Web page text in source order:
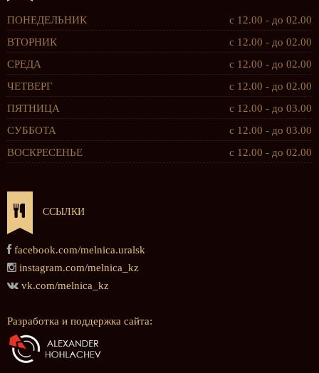
ПОНЕДЕЛЬНИК
с 12.00 - до 02.00
ВТОРНИК
с 12.00 - до 02.00
СРЕДА
с 12.00 - до 02.00
ЧЕТВЕРГ
с 12.00 - до 02.00
ПЯТНИЦА
с 12.00 - до 03.00
СУББОТА
с 12.00 - до 03.00
ВОСКРЕСЕНЬЕ
с 12.00 - до 02.00
ССЫЛКИ
facebook.com/melnica.uralsk
instagram.com/melnica_kz
vk.com/melnica_kz
Разработка и поддержка сайта: